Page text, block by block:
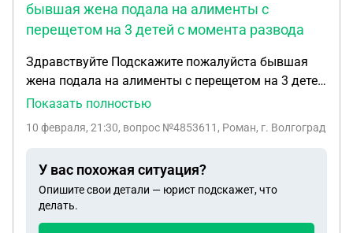
бывшая жена подала на алименты с
перещетом на 3 детей с момента развода
Здравствуйте Подскажите пожалуйста бывшая
жена подала на алименты с перещетом на 3 детей
с момента развода развелись мы в 2022 году но
нет подтверждения что я выплачивал алименты
года после года проживания с ней я с 2023 года
делал ей ежемесячные плотяжи так как мы с ней
договорились устно Имеет ли она право подавать
Показать полностью
10 февраля, 21:30, вопрос №4853611, Роман, г. Волгоград
У вас похожая ситуация?
Опишите свои детали — юрист подскажет, что
делать.